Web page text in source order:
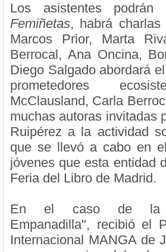
Los asistentes podrán
Femiñetas, habrá
Marcos Prior, Marta
Berrocal, Ana Oncina,
Diego Salgado abordará
prometedores
McClausland, Carla
muchas autoras invitadas
Ruipérez a la actividad
que se llevó a cabo en
jóvenes que esta entidad
Feria del Libro de Madrid.
En el caso de la
Empanadilla", recibió el
Internacional MANGA de